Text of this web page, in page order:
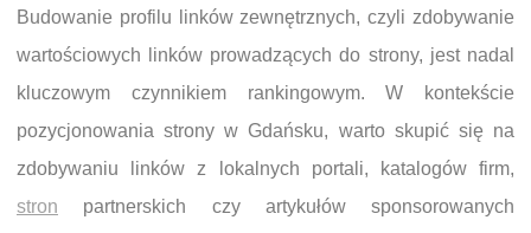
Budowanie profilu linków zewnętrznych, czyli zdobywanie
wartościowych linków prowadzących do strony, jest nadal
kluczowym czynnikiem rankingowym. W kontekście
pozycjonowania strony w Gdańsku, warto skupić się na
zdobywaniu linków z lokalnych portali, katalogów firm,
stron partnerskich czy artykułów sponsorowanych